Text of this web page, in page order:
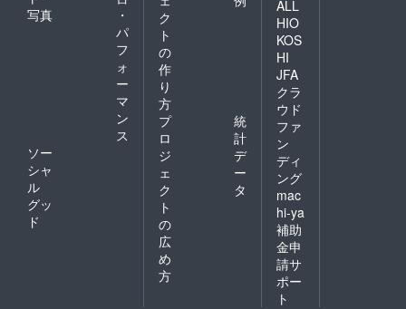
写真
・
パ
フ
ォ
ー
マ
ン
ス
ソー
シャ
ル
グッ
ド
ク
ト
の
作
り
方
プ
ロ
ジ
ェ
ク
ト
の
広
め
方
統
計
デ
ー
タ
ALL
HIO
KOS
HI
JFA
クラ
ウド
ファ
ン
ディ
ング
mac
hi-ya
補助
金申
請サ
ポー
ト